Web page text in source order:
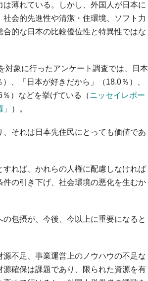
薄れている。しかし、外国人が日本に
会的先進性や清潔・住環境、ソフト力
的な日本の比較優位性と特異性ではな
対象に行ったアンケート調査では、日本
、「日本が好きだから」（18.0％）、
）などを挙げている（ニッセイレポー
）。
それは日本先住民にとっても価値であ
れば、かれらの人権に配慮しなければ
の引き下げ、社会環境の悪化を生むか
包摂が、今後、今以上に重要になると
不足、事業運営上のノウハウの不足な
確保は課題であり、限られた資源を有